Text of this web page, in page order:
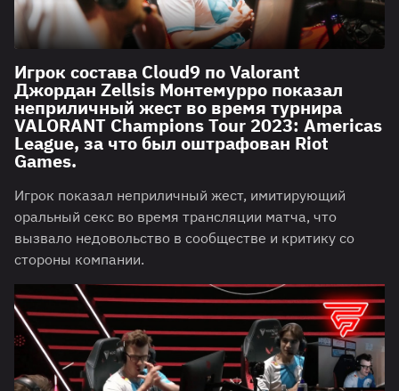
Игрок состава Cloud9 по Valorant
Джордан Zellsis Монтемурро показал
неприличный жест во время турнира
VALORANT Champions Tour 2023: Americas
League, за что был оштрафован Riot
Games.
Игрок показал неприличный жест, имитирующий
оральный секс во время трансляции матча, что
вызвало недовольство в сообществе и критику со
стороны компании.